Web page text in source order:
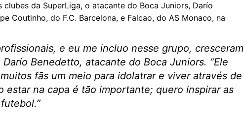
da SuperLiga, o atacante do Boca Juniors, Darío
Coutinho, do F.C. Barcelona, e Falcao, do AS Monaco, na
e eu me incluo nesse grupo, cresceram
Darío Benedetto, atacante do Boca Juniors. “Ele
fãs um meio para idolatrar e viver através de
estar na capa é tão importante; quero inspirar as